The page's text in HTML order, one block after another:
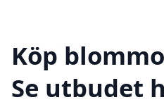
Köp
Se utbudet